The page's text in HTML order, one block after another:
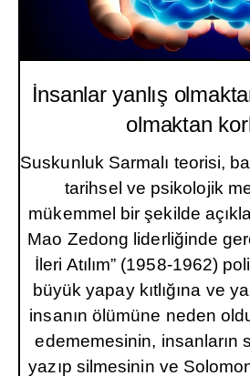
İnsanlar yanlış
olmaktan
Suskunluk Sarmalı teorisi,
tarihsel ve psikolojik
mükemmel bir şekilde
Mao Zedong liderliğinde
İleri Atılım” (1958-1962)
büyük yapay kıtlığına ve
insanın ölümüne neden
edememesinin, insanların
yazıp silmesinin ve